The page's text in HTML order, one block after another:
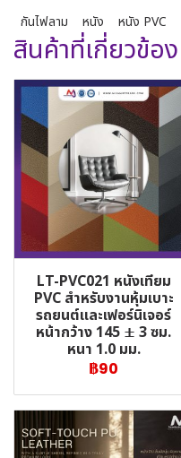
กันไฟลาม หนัง หนัง PVC
สินค้าที่เกี่ยวข้อง
LT-PVC021 หนังเทียม
PVC สำหรับงานหุ้มเบาะ
รถยนต์และเฟอร์นิเจอร์
หน้ากว้าง 145 ± 3 ซม.
หนา 1.0 มม.
฿90